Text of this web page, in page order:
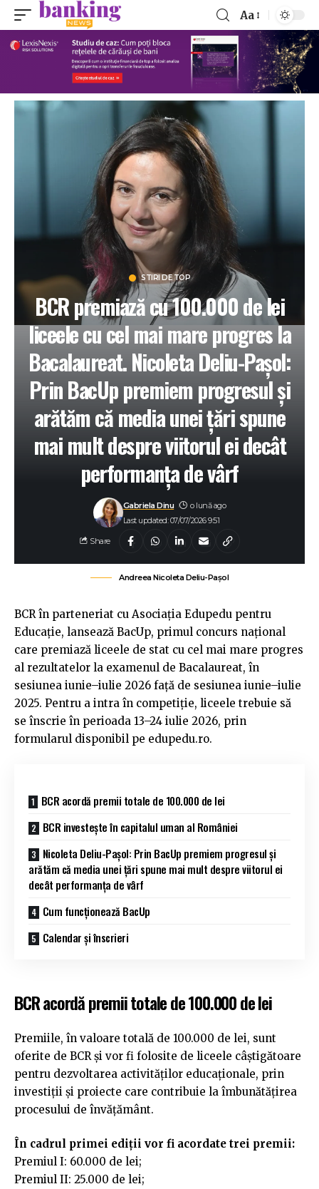
Aa
STIRI DE TOP
BCR premiază cu 100.000 de lei
liceele cu cel mai mare progres la
Bacalaureat. Nicoleta Deliu-Pașol:
Prin BacUp premiem progresul și
arătăm că media unei țări spune
mai mult despre viitorul ei decât
performanța de vârf
Last updated: 07/07/2026 9:51
Gabriela Dinu o lună ago
Share
Andreea Nicoleta Deliu-Pașol
BCR în parteneriat cu Asociația Edupedu pentru
Educație, lansează BacUp, primul concurs național
care premiază liceele de stat cu cel mai mare progres
al rezultatelor la examenul de Bacalaureat, în
sesiunea iunie–iulie 2026 față de sesiunea iunie–iulie
2025. Pentru a intra în competiție, liceele trebuie să
se înscrie în perioada 13–24 iulie 2026, prin
formularul disponibil pe edupedu.ro.
BCR acordă premii totale de 100.000 de lei
BCR investește în capitalul uman al României
Nicoleta Deliu-Pașol: Prin BacUp premiem progresul și
arătăm că media unei țări spune mai mult despre viitorul ei
decât performanța de vârf
Cum funcționează BacUp
Calendar și înscrieri
BCR acordă premii totale de 100.000 de lei
Premiile, în valoare totală de 100.000 de lei, sunt
oferite de BCR și vor fi folosite de liceele câștigătoare
pentru dezvoltarea activităților educaționale, prin
investiții și proiecte care contribuie la îmbunătățirea
procesului de învățământ.
În cadrul primei ediții vor fi acordate trei premii:
Premiul I: 60.000 de lei;
Premiul II: 25.000 de lei;